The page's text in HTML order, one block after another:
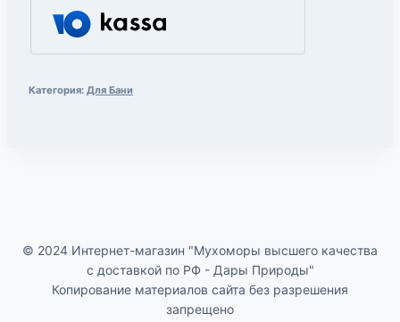
Категория: Для Бани
© 2024 Интернет-магазин "Мухоморы высшего качества
с доставкой по РФ - Дары Природы"
Копирование материалов сайта без разрешения
запрещено